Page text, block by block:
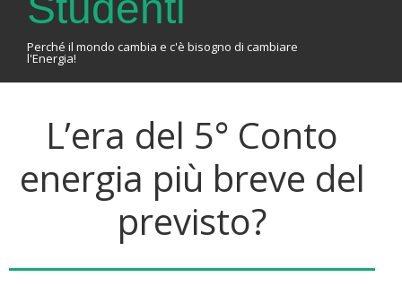
Perché il mondo cambia e c'è bisogno di cambiare
l'Energia!
About Us
The Association
A Little Bit Of History
Events
Upcoming Events
Energy Talks
LEDS News
Contact us
L’era del 5° Conto
energia più breve del
previsto?